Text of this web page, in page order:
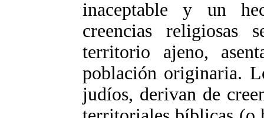
inaceptable y un
creencias religiosas
territorio ajeno,
población originaria.
judíos, derivan de